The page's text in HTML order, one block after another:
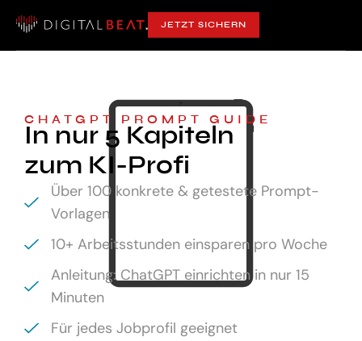
JETZT SICHERN
CHATGPT PROMPT GUIDE
In nur 5 Kapiteln
zum KI-Profi
Über 100 konkrete & getestete Prompt-
Vorlagen
10+ Arbeitsstunden einsparen pro Woche
Anleitung: ChatGPT einrichten in nur 15
Minuten
Für jedes Jobprofil geeignet